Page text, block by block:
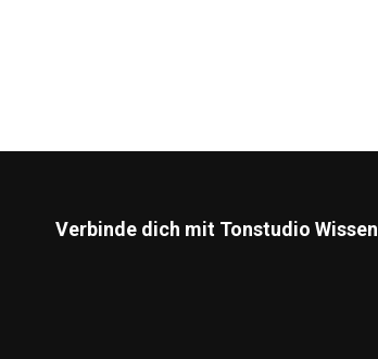
Verbinde dich mit Tonstudio Wissen